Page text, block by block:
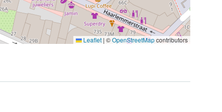
Leaflet | ©OpenStreetMapcontributors